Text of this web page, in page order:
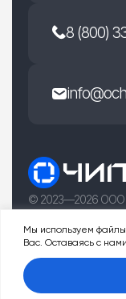
Мы используем
Вас. Оставаясь с
Услуги
8 (800)
© 2023—2026 ООО